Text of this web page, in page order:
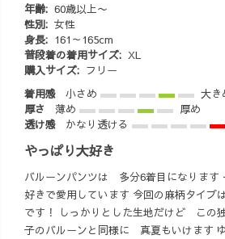
年齢: 60歳以上〜
性別: 女性
身長: 161～165cm
普段着の着用サイズ: XL
購入サイズ: フリー
着用感
小さめ
大き
厚さ
薄め
厚め
透け感
かなり透ける
やっぱり大好き
バルーンパンツは 多分6着目になります
好きで愛用しています 今回の麻柄タイプ
です！ しっかりとした生地だけど この
子のバルーンと同様に 真夏もいけます